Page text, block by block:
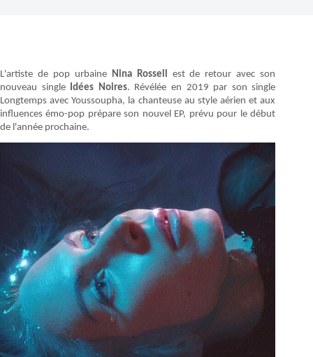
L'artiste de pop urbaine Nina Rossell est de retour avec son
nouveau single Idées Noires. Révélée en 2019 par son single
Longtemps avec Youssoupha, la chanteuse au style aérien et aux
influences émo-pop prépare son nouvel EP, prévu pour le début
de l'année prochaine.